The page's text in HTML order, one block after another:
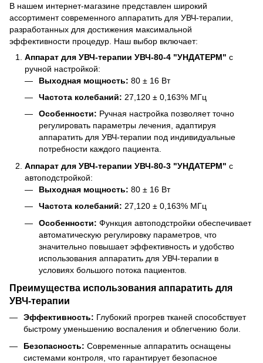
В нашем интернет-магазине представлен широкий
ассортимент современного аппаратить для УВЧ-терапии,
разработанных для достижения максимальной
эффективности процедур. Наш выбор включает:
Аппарат для УВЧ-терапии УВЧ-80-4 "УНДАТЕРМ" с
ручной настройкой:
Выходная мощность: 80 ± 16 Вт
Частота колебаний: 27,120 ± 0,163% МГц
Особенности: Ручная настройка позволяет точно
регулировать параметры лечения, адаптируя
аппаратить для УВЧ-терапии под индивидуальные
потребности каждого пациента.
Аппарат для УВЧ-терапии УВЧ-80-3 "УНДАТЕРМ" с
автоподстройкой:
Выходная мощность: 80 ± 16 Вт
Частота колебаний: 27,120 ± 0,163% МГц
Особенности: Функция автоподстройки обеспечивает
автоматическую регулировку параметров, что
значительно повышает эффективность и удобство
использования аппаратить для УВЧ-терапии в
условиях большого потока пациентов.
Преимущества использования аппаратить для
УВЧ-терапии
Эффективность: Глубокий прогрев тканей способствует
быстрому уменьшению воспаления и облегчению боли.
Безопасность: Современные аппаратить оснащены
системами контроля, что гарантирует безопасное